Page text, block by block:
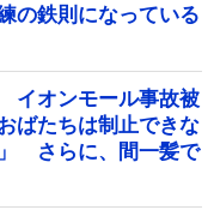
の鉄則になっている
イオンモール事故被
ばたちは制止できな
さらに、間一髪で